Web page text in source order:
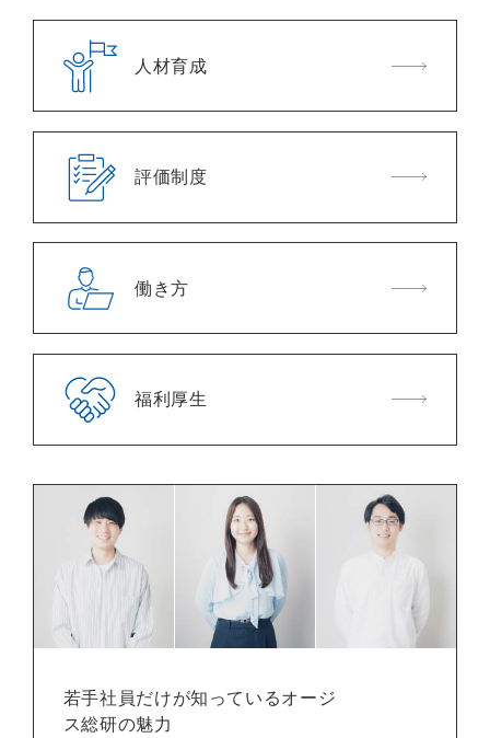
人材育成
評価制度
働き方
福利厚生
若手社員だけが知っているオージ
ス総研の魅力